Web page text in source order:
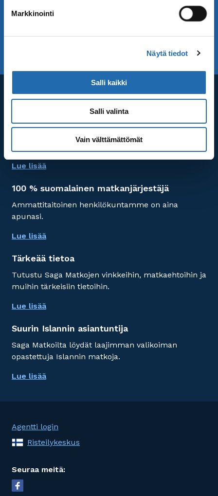
Markkinointi
Näytä tiedot
Salli kaikki
Salli valinta
Vain välttämättömät
Tilaa Saga Matkojen uutiskirje! Vastaanota
uusimmat matkatarjouksemme ja matkavinkit.
UUTISKIRJEARKISTO
Asiakaspalvelu
Asiakaspalvelu avoinna maanantaista perjantaihin
Lue lisää
100 % suomalainen matkanjärjestäjä
Ammattitaitoinen henkilökuntamme on aina
apunasi.
Lue lisää
Tärkeää tietoa
Tutustu Saga Matkojen vinkkeihin, matkaehtoihin ja
muihin tärkeisiin tietoihin.
Lue lisää
Suurin Islannin asiantuntija
Saga Matkoilta löydät laajimman valikoiman
opastettuja Islannin matkoja.
Lue lisää
Agentti login
Risteilykeskus
Seuraa meitä: